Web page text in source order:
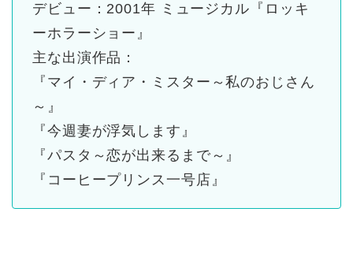
デビュー：2001年 ミュージカル『ロッキ
ーホラーショー』
主な出演作品：
『マイ・ディア・ミスター～私のおじさん
～』
『今週妻が浮気します』
『パスタ～恋が出来るまで～』
『コーヒープリンス一号店』